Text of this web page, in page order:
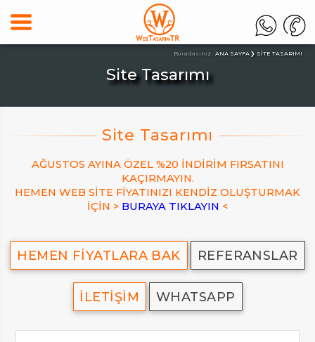
Buradasınız : SITE TASARIMI
ANA SAYFA
Site Tasarımı
AĞUSTOS AYINA ÖZEL %20 İNDİRİM FIRSATINI
KAÇIRMAYIN.
HEMEN WEB SİTE FİYATINIZI KENDİZ OLUŞTURMAK
İÇİN > BURAYA TIKLAYIN <
HEMEN FİYATLARA BAK REFERANSLAR
İLETİŞİM WHATSAPP